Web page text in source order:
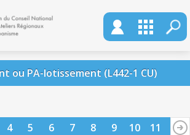
ou PA-lotissement (L442-1 CU)
4 5 6 7 8 9 10 11
12